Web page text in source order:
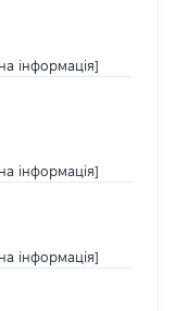
інформація]
інформація]
інформація]